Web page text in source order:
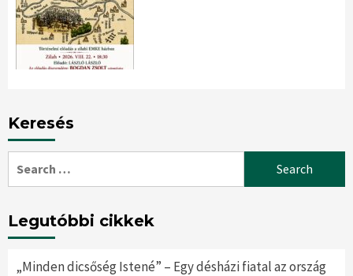
Keresés
for:
Legutóbbi cikkek
„Minden dicsőség Istené” – Egy désházi fiatal az ország